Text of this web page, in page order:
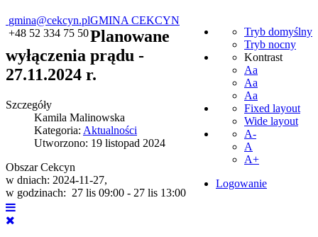
gmina@cekcyn.pl
+48 52 334 75 50
Tryb domyślny
Tryb nocny
Kontrast
Aa
Aa
Aa
Fixed layout
Wide layout
A-
A
A+
Logowanie
GMINA CEKCYN
Planowane
wyłączenia prądu -
27.11.2024 r.
Szczegóły
Kamila Malinowska
Kategoria: Aktualności
Utworzono: 19 listopad 2024
Obszar Cekcyn
w dniach: 2024-11-27,
w godzinach: 27 lis 09:00 - 27 lis 13:00